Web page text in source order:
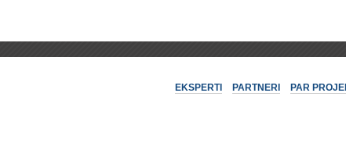
EKSPERTI PARTNERI PAR